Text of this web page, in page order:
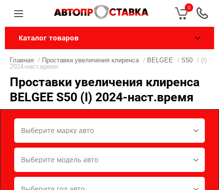
0
Каталог товаров
Главная / Проставки увеличения клиренса / BELGEE / S50 / (I)
2024-наст.время
Проставки увеличения клиренса
BELGEE S50 (I) 2024-наст.время